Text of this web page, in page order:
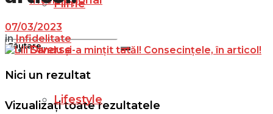
Filme
Nici un rezultat
Vizualizați toate rezultatele
Diverse
Lifestyle
07/03/2023
in Infidelitate